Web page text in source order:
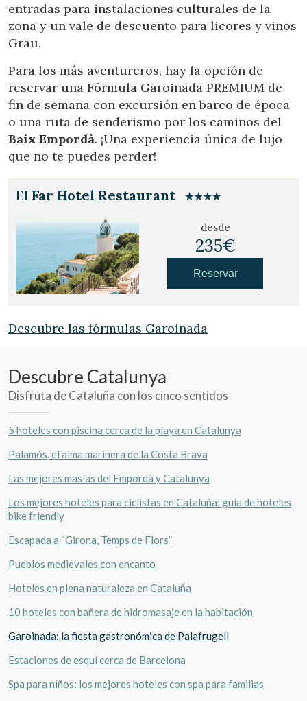
entradas para instalaciones culturales de la
zona y un vale de descuento para licores y vinos
Grau.
Para los más aventureros, hay la opción de
reservar una Fórmula Garoinada PREMIUM de
fin de semana con excursión en barco de época
o una ruta de senderismo por los caminos del
Baix Empordà. ¡Una experiencia única de lujo
que no te puedes perder!
El Far Hotel Restaurant
desde
235€
Reservar
Descubre las fórmulas Garoinada
Descubre Catalunya
Disfruta de Cataluña con los cinco sentidos
5 hoteles con piscina cerca de la playa en Catalunya
Palamós, el alma marinera de la Costa Brava
Las mejores masías del Empordà y Catalunya
Los mejores hoteles para ciclistas en Cataluña: guía de hoteles
bike friendly
Escapada a “Girona, Temps de Flors”
Pueblos medievales con encanto
Hoteles en plena naturaleza en Cataluña
10 hoteles con bañera de hidromasaje en la habitación
Garoinada: la fiesta gastronómica de Palafrugell
Estaciones de esquí cerca de Barcelona
Spa para niños: los mejores hoteles con spa para familias